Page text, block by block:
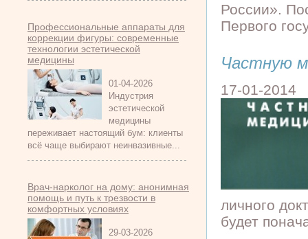
Профессиональные аппараты для
коррекции фигуры: современные
технологии эстетической
медицины
01-04-2026
Индустрия
эстетической
медицины
переживает настоящий бум: клиенты
всё чаще выбирают неинвазивные...
Врач-нарколог на дому: анонимная
помощь и путь к трезвости в
комфортных условиях
29-03-2026
России».
Первого
Частную
17-01-2014
личного
будет